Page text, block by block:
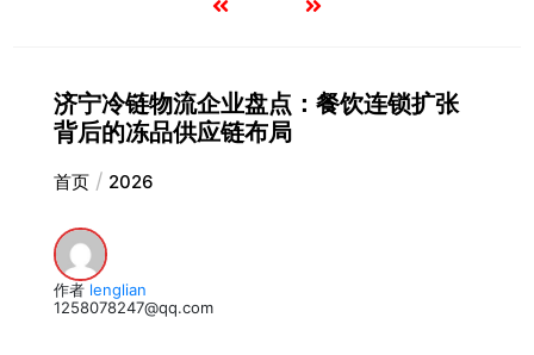
济宁冷链物流企业盘点：餐饮连锁扩张
背后的冻品供应链布局
首页 2026
作者 lenglian
1258078247@qq.com